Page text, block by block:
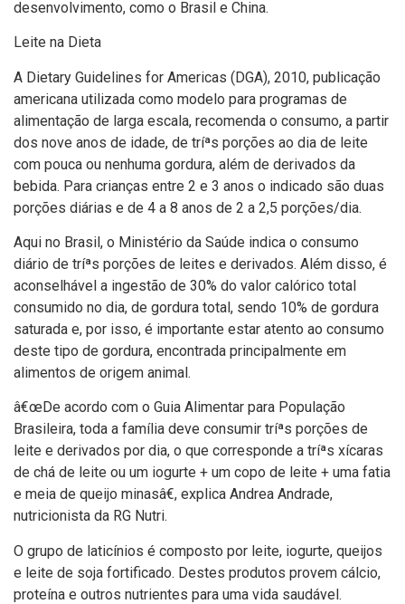
desenvolvimento, como o Brasil e China.
Leite na Dieta
A Dietary Guidelines for Americas (DGA), 2010, publicação
americana utilizada como modelo para programas de
alimentação de larga escala, recomenda o consumo, a partir
dos nove anos de idade, de tríªs porções ao dia de leite
com pouca ou nenhuma gordura, além de derivados da
bebida. Para crianças entre 2 e 3 anos o indicado são duas
porções diárias e de 4 a 8 anos de 2 a 2,5 porções/dia.
Aqui no Brasil, o Ministério da Saúde indica o consumo
diário de tríªs porções de leites e derivados. Além disso, é
aconselhável a ingestão de 30% do valor calórico total
consumido no dia, de gordura total, sendo 10% de gordura
saturada e, por isso, é importante estar atento ao consumo
deste tipo de gordura, encontrada principalmente em
alimentos de origem animal.
â€œDe acordo com o Guia Alimentar para População
Brasileira, toda a famí­lia deve consumir tríªs porções de
leite e derivados por dia, o que corresponde a tríªs xí­caras
de chá de leite ou um iogurte + um copo de leite + uma fatia
e meia de queijo minasâ€, explica Andrea Andrade,
nutricionista da RG Nutri.
O grupo de laticí­nios é composto por leite, iogurte, queijos
e leite de soja fortificado. Destes produtos provem cálcio,
proteí­na e outros nutrientes para uma vida saudável.